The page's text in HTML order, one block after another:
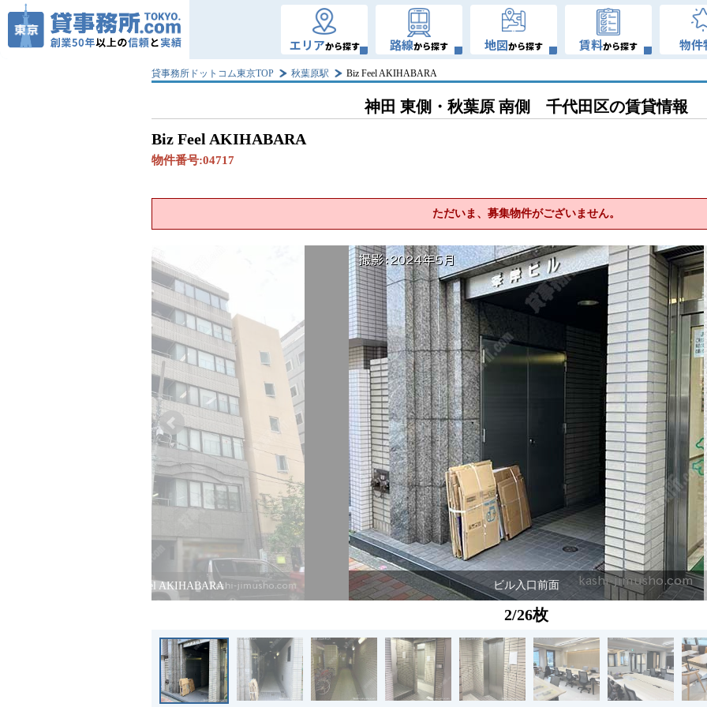
エリアから探す 路線から探す 地図から探す 賃料から探す 物件
貸事務所ドットコム東京TOP 秋葉原駅 Biz Feel AKIHABARA
神田 東側・秋葉原 南側 千代田区の賃貸情報
Biz Feel AKIHABARA
物件番号:04717
ただいま、募集物件がございません。
Biz Feel AKIHABARA ビル入口前面
2/26枚